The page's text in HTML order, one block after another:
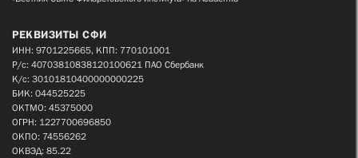
РЕКВИЗИТЫ СФИ
ИНН: 9701225665, КПП: 770101001
Р/с: 40703810838120100621 ПАО Сбербанк
К/с: 30101810400000000225
БИК: 044525225
ОКТМО: 45375000
ОГРН: 1227700696850
ОКПО: 74556262
ОКВЭД: 85.22